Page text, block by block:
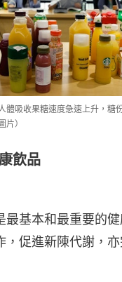
體吸收果糖速度急速上升，糖
）
飲品
最基本和最重要的
，促進新陳代謝，